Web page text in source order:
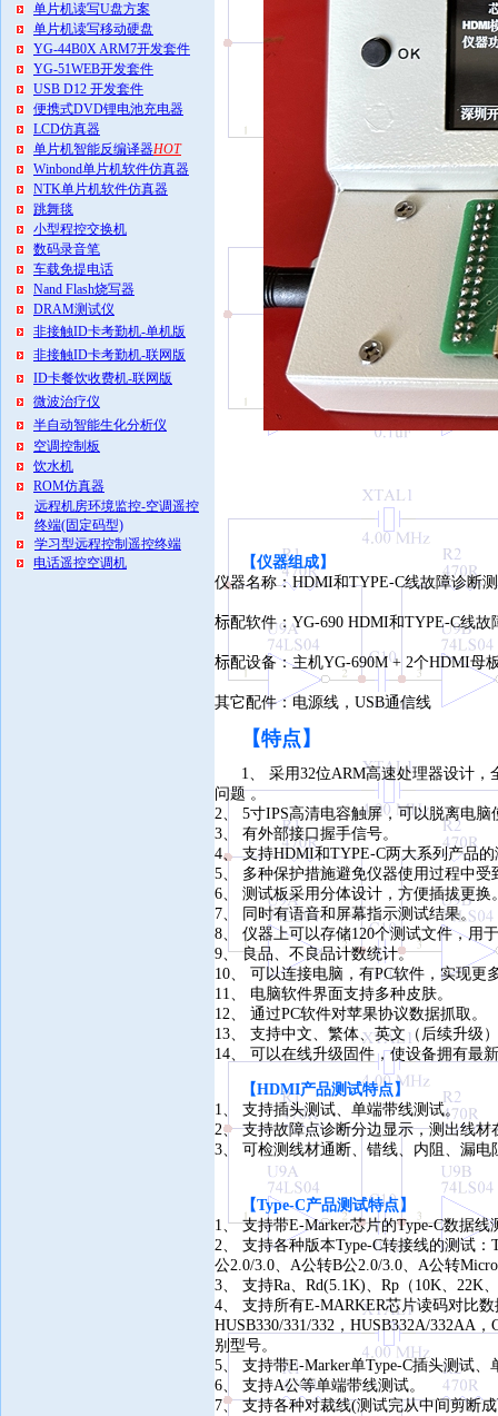
单片机读写U盘方案
单片机读写移动硬盘
YG-44B0X ARM7开发套件
YG-51WEB开发套件
USB D12 开发套件
便携式DVD锂电池充电器
LCD仿真器
单片机智能反编译器HOT
Winbond单片机软件仿真器
NTK单片机软件仿真器
跳舞毯
小型程控交换机
数码录音笔
车载免提电话
Nand Flash烧写器
DRAM测试仪
非接触ID卡考勤机-单机版
非接触ID卡考勤机-联网版
ID卡餐饮收费机-联网版
微波治疗仪
半自动智能生化分析仪
空调控制板
饮水机
ROM仿真器
远程机房环境监控-空调遥控
终端(固定码型)
学习型远程控制遥控终端
电话遥控空调机
【仪器组成】
仪器名称：HDMI和TYPE-C线故障诊断
标配软件：YG-690 HDMI和TYPE-C线故
标配设备：主机YG-690M + 2个HDMI母
其它配件：电源线，USB通信线
【特点】
1、 采用32位ARM高速处理器设计
问题 。
2、 5寸IPS高清电容触屏，可以脱离电
3、 有外部接口握手信号。
4、 支持HDMI和TYPE-C两大系列产品
5、 多种保护措施避免仪器使用过程中
6、 测试板采用分体设计，方便插拔更换
7、 同时有语音和屏幕指示测试结果。
8、 仪器上可以存储120个测试文件，用
9、 良品、不良品计数统计。
10、 可以连接电脑，有PC软件，实现更
11、 电脑软件界面支持多种皮肤。
12、 通过PC软件对苹果协议数据抓取。
13、 支持中文、繁体、英文（后续升级
14、 可以在线升级固件，使设备拥有最
【HDMI产品测试特点】
1、 支持插头测试、单端带线测试。
2、 支持故障点诊断分边显示，测出线材
3、 可检测线材通断、错线、内阻、漏
【Type-C产品测试特点】
1、 支持带E-Marker芯片的Type-C数据线
2、 支持各种版本Type-C转接线的测试：
公2.0/3.0、A公转B公2.0/3.0、A公转
3、 支持Ra、Rd(5.1K)、Rp（10K、22K
4、 支持所有E-MARKER芯片读码对比
HUSB330/331/332，HUSB332A/332AA，
别型号。
5、 支持带E-Marker单Type-C插头测试、
6、 支持A公等单端带线测试。
7、 支持各种对裁线(测试完从中间剪断